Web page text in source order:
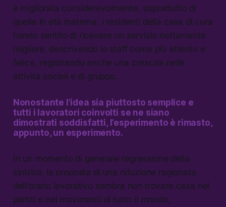
è migliorata considerevolmente, soprattutto di
quelle in età materna; i residenti della casa di cura
hanno sentito di ricevere un servizio nettamente
migliore, descrivendo lo staff come più attento e
felice, registrando anche una crescita nelle
attività sociali e di gruppo.
Nonostante l’idea sia piuttosto semplice e
tutti i lavoratori coinvolti se ne siano
dimostrati soddisfatti, l’esperimento è rimasto,
appunto, un esperimento.
In un momento di generale regressione della
sinistra, la proposta di una riduzione ragionata
dell’orario lavorativo sembra non trovare casa nei
partiti e nei movimenti di tutto il mondo,